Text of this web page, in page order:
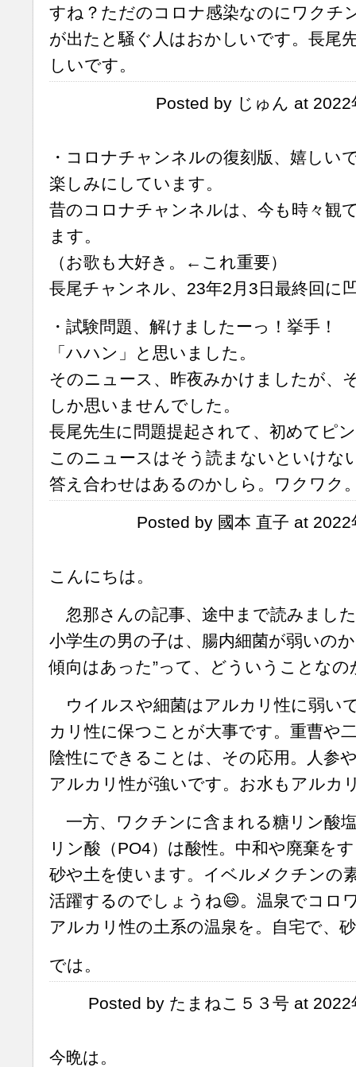
すね？ただのコロナ感染なのにワクチ
が出たと騒ぐ人はおかしいです。長尾
しいです。
Posted by じゅん at
・コロナチャンネルの復刻版、嬉しい
楽しみにしています。
昔のコロナチャンネルは、今も時々観
ます。
（お歌も大好き。←これ重要）
長尾チャンネル、23年2月3日最終回に
・試験問題、解けましたーっ！挙手！
「ハハン」と思いました。
そのニュース、昨夜みかけましたが、
しか思いませんでした。
長尾先生に問題提起されて、初めてピ
このニュースはそう読まないといけな
答え合わせはあるのかしら。ワクワク
Posted by 國本 直子 at
こんにちは。
忽那さんの記事、途中まで読みまし
小学生の男の子は、腸内細菌が弱いの
傾向はあった”って、どういうことなの
ウイルスや細菌はアルカリ性に弱い
カリ性に保つことが大事です。重曹や
陰性にできることは、その応用。人参
アルカリ性が強いです。お水もアルカ
一方、ワクチンに含まれる糖リン酸
リン酸（PO4）は酸性。中和や廃棄を
砂や土を使います。イベルメクチンの
活躍するのでしょうね😄。温泉でコロ
アルカリ性の土系の温泉を。自宅で、
では。
Posted by たまねこ５３号 at
今晩は。